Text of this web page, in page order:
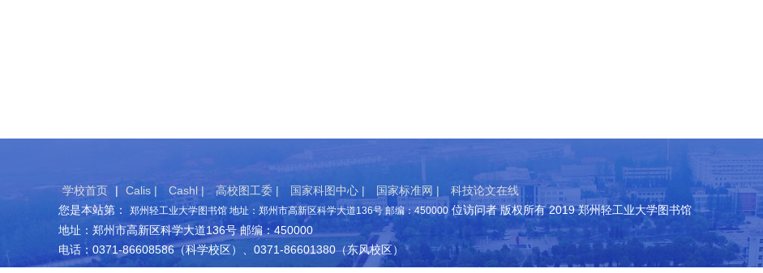
学校首页 | Calis | Cashl | 高校图工委 | 国家科图中心 | 国家标准网 |
科技论文在线
您是本站第： 郑州轻工业大学图书馆 地址：郑州市高新区科学大道136号 邮编：450000 位访问者 版权所有 2019 郑州轻工业大学图书馆
地址：郑州市高新区科学大道136号 邮编：450000
电话：0371-86608586（科学校区）、0371-86601380（东风校区）